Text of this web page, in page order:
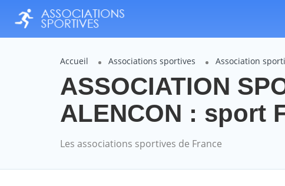
Accueil Associations sportives Association
ASSOCIATION
ALENCON : sport
Les associations sportives de France